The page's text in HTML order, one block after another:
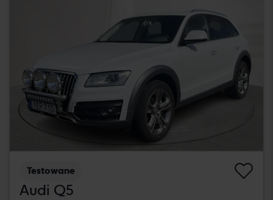
Testowane
Audi Q5